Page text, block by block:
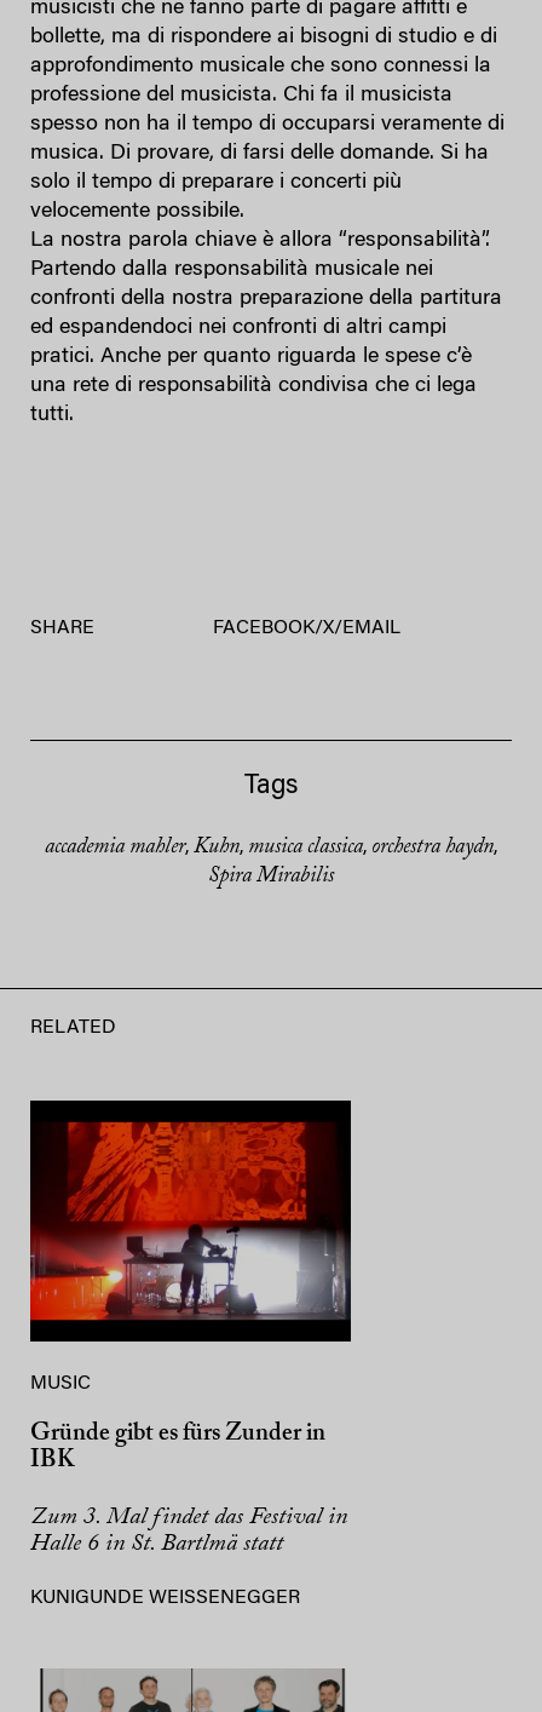
musicisti che ne fanno parte di pagare affitti e
bollette, ma di rispondere ai bisogni di studio e di
approfondimento musicale che sono connessi la
professione del musicista. Chi fa il musicista
spesso non ha il tempo di occuparsi veramente di
musica. Di provare, di farsi delle domande. Si ha
solo il tempo di preparare i concerti più
velocemente possibile.
La nostra parola chiave è allora “responsabilità”.
Partendo dalla responsabilità musicale nei
confronti della nostra preparazione della partitura
ed espandendoci nei confronti di altri campi
pratici. Anche per quanto riguarda le spese c’è
una rete di responsabilità condivisa che ci lega
tutti.
SHARE FACEBOOK/X/ EMAIL
Tags
accademia mahler, Kuhn, musica classica, orchestra haydn,
Spira Mirabilis
RELATED
MUSIC
Gründe gibt es fürs Zunder in
IBK
Zum 3. Mal findet das Festival in
Halle 6 in St. Bartlmä statt
KUNIGUNDE WEISSENEGGER